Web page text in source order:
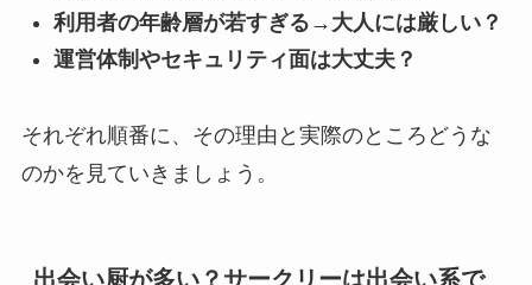
利用者の年齢層が若すぎる→大人には厳しい？
運営体制やセキュリティ面は大丈夫？
それぞれ順番に、その理由と実際のところどうな
のかを見ていきましょう。
出会い厨が多い？サークリーは出会い系で